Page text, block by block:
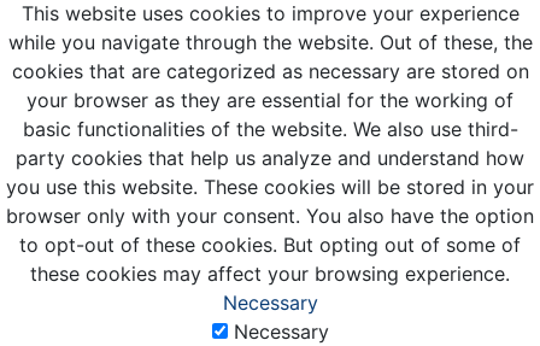
This website uses cookies to improve your experience
while you navigate through the website. Out of these, the
cookies that are categorized as necessary are stored on
your browser as they are essential for the working of
basic functionalities of the website. We also use third-
party cookies that help us analyze and understand how
you use this website. These cookies will be stored in your
browser only with your consent. You also have the option
to opt-out of these cookies. But opting out of some of
these cookies may affect your browsing experience.
Necessary
Necessary